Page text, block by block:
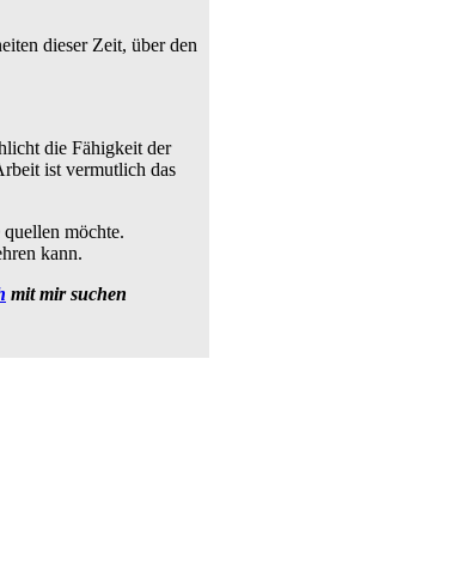
dieser Zeit, über den
die Fähigkeit der
ist vermutlich das
möchte.
kann.
mit mir suchen